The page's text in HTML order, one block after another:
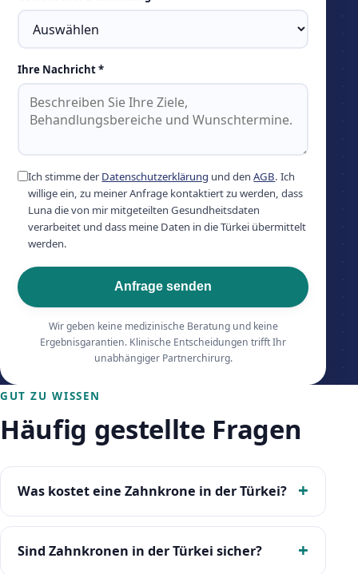
Ihre Nachricht *
Ich stimme derDatenschutzerklärung und denAGB. Ich
willige ein, zu meiner Anfrage kontaktiert zu werden, dass
Luna die von mir mitgeteilten Gesundheitsdaten
verarbeitet und dass meine Daten in die Türkei übermittelt
werden.
Anfrage senden
Wir geben keine medizinische Beratung und keine
Ergebnisgarantien. Klinische Entscheidungen trifft Ihr
unabhängiger Partnerchirurg.
GUT ZU WISSEN
Häufig gestellte Fragen
Was kostet eine Zahnkrone in der Türkei?
Sind Zahnkronen in der Türkei sicher?